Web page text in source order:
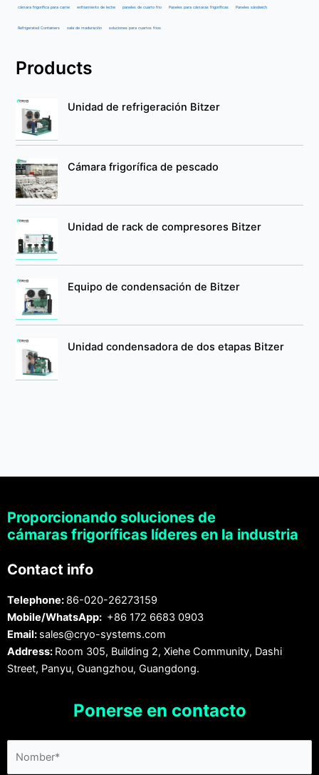
cámara frigorífica para carne enfriamiento de leche paneles de cuarto frio Paneles para cámaras frigoríficas Paneles sándwich
Refrigerated Containers sala de maduración soluciones para cuartos frios
Products
Unidad de refrigeración Bitzer
Cámara frigorífica de pescado
Unidad de rack de compresores Bitzer
Equipo de condensación de Bitzer
Unidad condensadora de dos etapas Bitzer
Proporcionando soluciones de
cámaras frigoríficas líderes en la industria
Contact info
Telephone: 86-020-26273159
Mobile/WhatsApp: +86 172 6683 0903
Email: sales@cryo-systems.com
Address: Room 305, Building 2, Xiehe Community, Dashi
Street, Panyu, Guangzhou, Guangdong.
Ponerse en contacto